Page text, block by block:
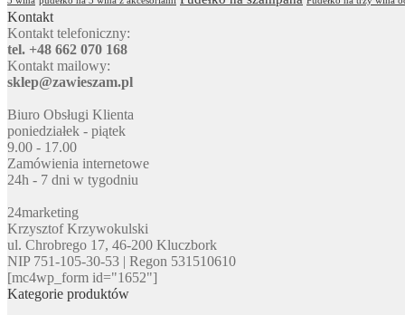
Kontakt
Kontakt telefoniczny:
tel. +48 662 070 168
Kontakt mailowy:
sklep@zawieszam.pl
Biuro Obsługi Klienta
poniedziałek - piątek
9.00 - 17.00
Zamówienia internetowe
24h - 7 dni w tygodniu
24marketing
Krzysztof Krzywokulski
ul. Chrobrego 17, 46-200 Kluczbork
NIP 751-105-30-53 | Regon 531510610
[mc4wp_form id="1652"]
Kategorie produktów